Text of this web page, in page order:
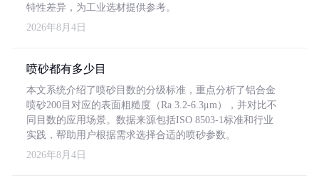
特性差异，为工业选材提供参考。
2026年8月4日
喷砂都有多少目
本文系统介绍了喷砂目数的分级标准，重点分析了铝合金
喷砂200目对应的表面粗糙度（Ra 3.2-6.3μm），并对比不
同目数的应用场景。数据来源包括ISO 8503-1标准和行业
实践，帮助用户根据需求选择合适的喷砂参数。
2026年8月4日